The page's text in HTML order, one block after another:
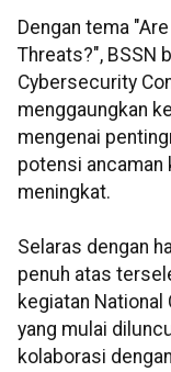
Dengan tema
Threats?", BSSN
Cybersecurity
menggaungkan
mengenai
potensi ancaman
meningkat.
Selaras dengan
penuh atas
kegiatan
yang mulai
kolaborasi